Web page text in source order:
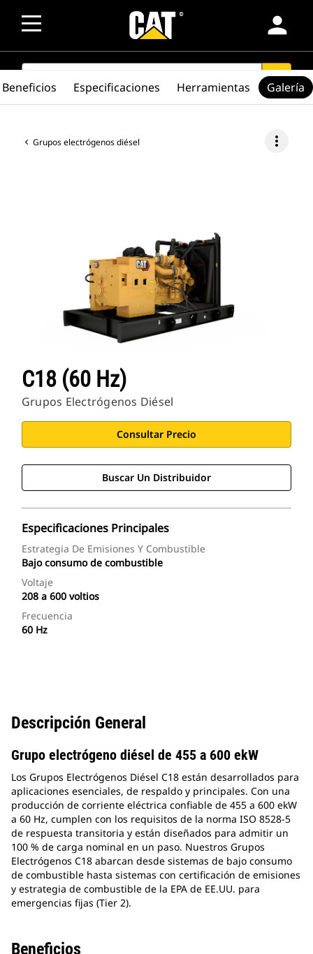
person
SEARCH search
Grupos electrógenos diésel more_vert
C18 (60 Hz)
Grupos Electrógenos Diésel
Consultar Precio
Buscar Un Distribuidor
Especificaciones Principales
Estrategia De Emisiones Y Combustible
Bajo consumo de combustible
Voltaje
208 a 600 voltios
Frecuencia
60 Hz
Beneficios Especificaciones Herramientas Galería
Descripción General
Grupo electrógeno diésel de 455 a 600 ekW
Los Grupos Electrógenos Diésel C18 están desarrollados para
aplicaciones esenciales, de respaldo y principales. Con una
producción de corriente eléctrica confiable de 455 a 600 ekW
a 60 Hz, cumplen con los requisitos de la norma ISO 8528-5
de respuesta transitoria y están diseñados para admitir un
100 % de carga nominal en un paso. Nuestros Grupos
Electrógenos C18 abarcan desde sistemas de bajo consumo
de combustible hasta sistemas con certificación de emisiones
y estrategia de combustible de la EPA de EE.UU. para
emergencias fijas (Tier 2).
Beneficios